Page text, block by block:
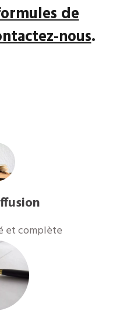
de
nous.
et complète